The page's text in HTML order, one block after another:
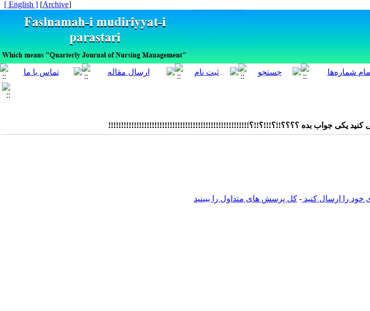
[
Archive
]
[ English ]
کنید یکی جواب بده ؟؟؟؟!!؟!!!؟!!؟!!!!!!!!!!!!!!!!!!!!!!!!!!!!!!!!!!!!!!!!!!!!!!!!!!!!!!!
را ارسال کنید - کل پرسش های متداول را ببینید